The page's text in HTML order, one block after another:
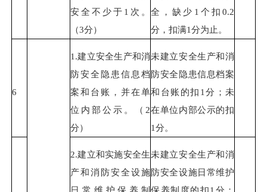
安全不少于1次。
（3分）
全，缺少1个扣0.2
分，扣满1分为止。
6
1.建立安全生产和消
防安全隐患信息档
案和台账，并在单
位内部公示。（2
分）
未建立安全生产和消
防安全隐患信息档案
和台账的扣1分；未
在单位内部公示的扣
1分。
2.建立和实施安全生
产和消防安全设施
未建立安全生产和消
防安全设施日常维护